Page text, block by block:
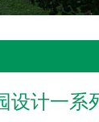
设计一系